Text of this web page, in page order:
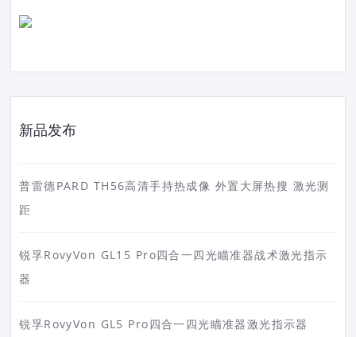
新品发布
普雷德PARD TH56高清手持热成像 外置大屏热搜 激光测
距
锐孚RovyVon GL15 Pro四合一四光瞄准器战术激光指示
器
锐孚RovyVon GL5 Pro四合一四光瞄准器激光指示器